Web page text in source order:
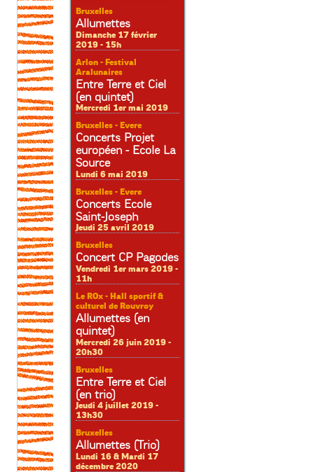
Bruxelles
Allumettes
Dimanche 17 février
2019 - 15h
Arlon - Festival
Aralunaires
Entre Terre et Ciel
(en quintet)
Mercredi 1er mai 2019
Bruxelles - Evere
Concerts Projet
européen - Ecole La
Source
Lundi 6 mai 2019
Bruxelles - Evere
Concerts Ecole
Saint-Joseph
Jeudi 25 avril 2019
Bruxelles
Concert CP Pagodes
Vendredi 1er mars 2019 -
11h
Le ROx - Hall sportif &
culturel de Rouvroy
Allumettes (en
quintet)
Mercredi 26 juin 2019 -
20h30
Bruxelles
Entre Terre et Ciel
(en trio)
Jeudi 4 juillet 2019 -
13h30
Bruxelles
Allumettes (Trio)
Lundi 16 & Mardi 17
décembre 2020